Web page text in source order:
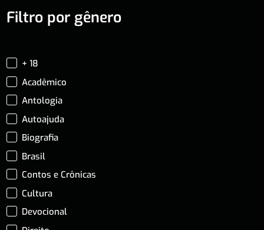
Filtro por gênero
+ 18
Acadêmico
Antologia
Autoajuda
Biografia
Brasil
Contos e Crônicas
Cultura
Devocional